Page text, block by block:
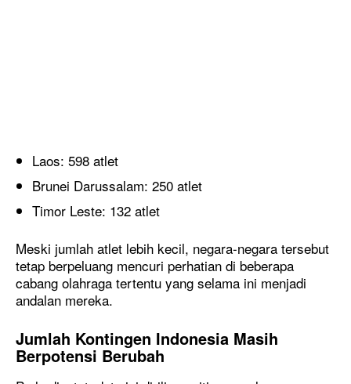
Laos: 598 atlet
Brunei Darussalam: 250 atlet
Timor Leste: 132 atlet
Meski jumlah atlet lebih kecil, negara-negara tersebut
tetap berpeluang mencuri perhatian di beberapa
cabang olahraga tertentu yang selama ini menjadi
andalan mereka.
Jumlah Kontingen Indonesia Masih
Berpotensi Berubah